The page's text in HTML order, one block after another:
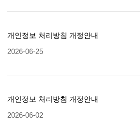
개인정보 처리방침 개정안내
2026-06-25
개인정보 처리방침 개정안내
2026-06-02